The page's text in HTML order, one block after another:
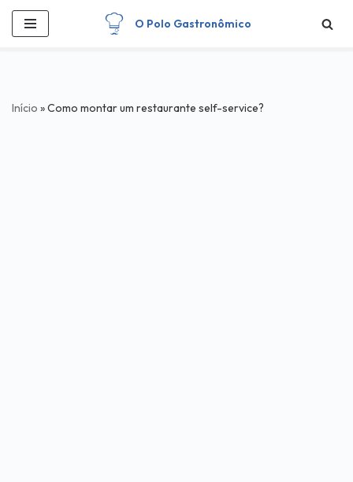
Pular
O Polo Gastronômico
Início »Como montar um restaurante self-service?